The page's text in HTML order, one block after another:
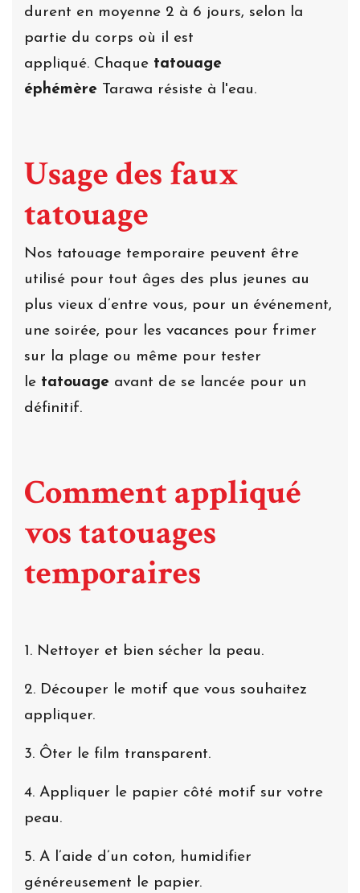
durent en moyenne 2 à 6 jours, selon la
partie du corps où il est
appliqué. Chaque tatouage
éphémère Tarawa résiste à l'eau.
Usage des faux
tatouage
Nos tatouage temporaire peuvent être
utilisé pour tout âges des plus jeunes au
plus vieux d’entre vous, pour un événement,
une soirée, pour les vacances pour frimer
sur la plage ou même pour tester
le tatouage avant de se lancée pour un
définitif.
Comment appliqué
vos tatouages
temporaires
1. Nettoyer et bien sécher la peau.
2. Découper le motif que vous souhaitez
appliquer.
3. Ôter le film transparent.
4. Appliquer le papier côté motif sur votre
peau.
5. A l’aide d’un coton, humidifier
généreusement le papier.